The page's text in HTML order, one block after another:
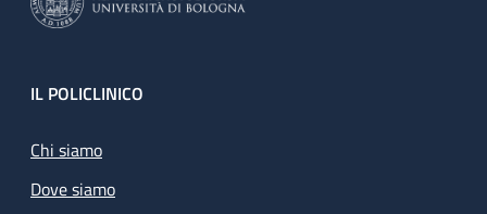
Footer
IL POLICLINICO
Chi siamo
Dove siamo